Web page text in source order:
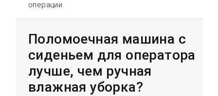
операции.
Поломоечная машина с
сиденьем для оператора
лучше, чем ручная
влажная уборка?